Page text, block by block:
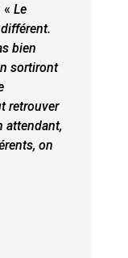
« Le
bien
sortiront
retrouver
attendant,
on